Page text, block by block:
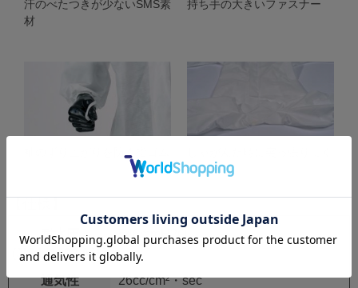
汗のべたつきが少ないSMS素
材
持ち手の大きいファスナー
い股マチ
耐水圧
(JIS L 1092 A法)
546mmH
通気性
26cc/cm²・sec